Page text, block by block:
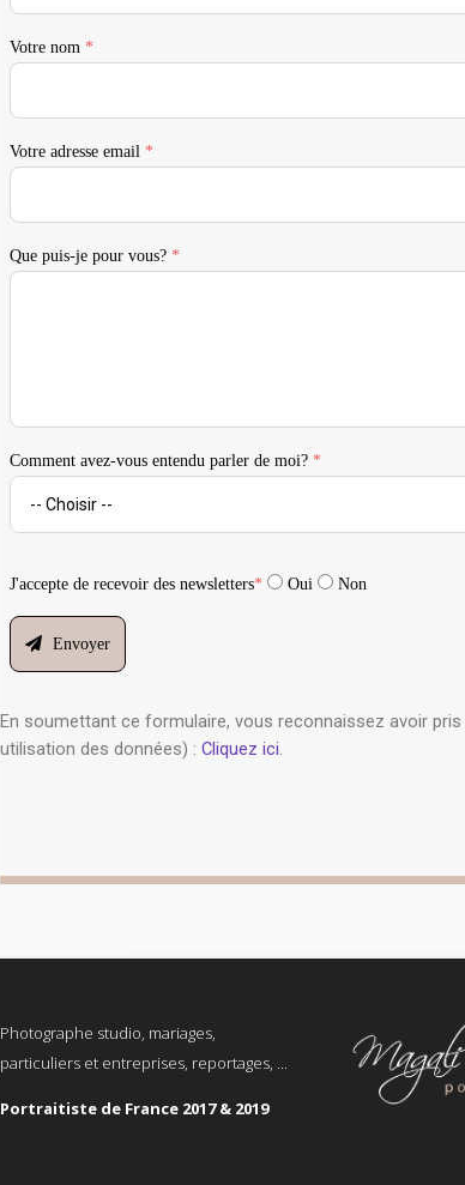
Photographe studio, mariages,
particuliers et entreprises, reportages, ...
Portraitiste de France 2017 & 2019